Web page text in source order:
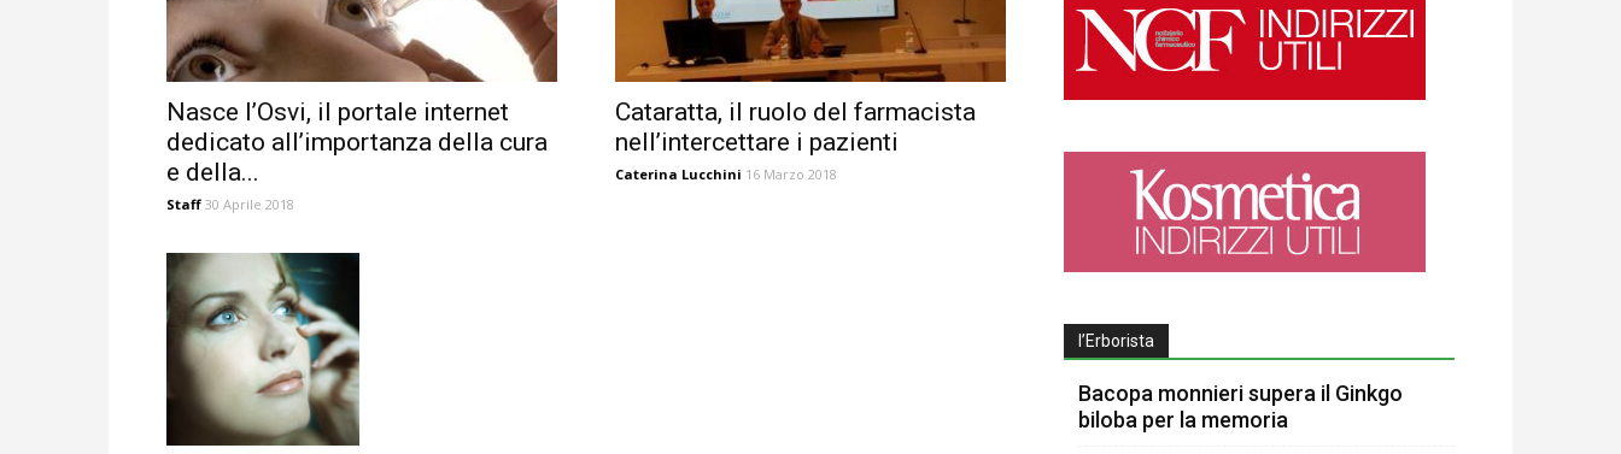
Nasce l’Osvi, il portale internet
dedicato all’importanza della cura
e della...
Staff 30 Aprile 2018
Cataratta, il ruolo del farmacista
nell’intercettare i pazienti
Caterina Lucchini 16 Marzo 2018
l’Erborista
Bacopa monnieri supera il Ginkgo
biloba per la memoria